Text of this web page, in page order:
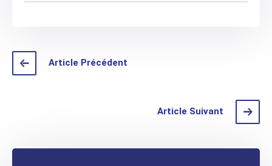
Article Précédent
Article Suivant